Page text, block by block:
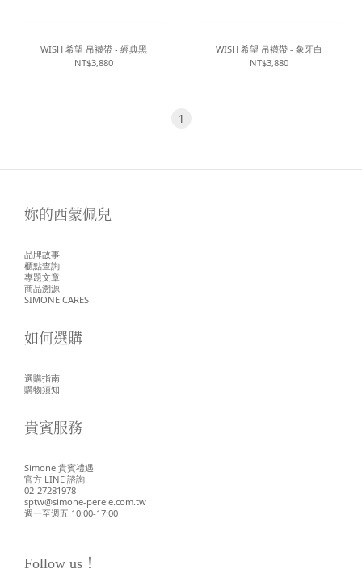
WISH 希望 吊襪帶 - 經典黑
NT$3,880
WISH 希望 吊襪帶 - 象牙白
NT$3,880
1
妳的西蒙佩兒
品牌故事
櫃點查詢
專題文章
商品溯源
SIMONE CARES
如何選購
選購指南
購物須知
貴賓服務
Simone 貴賓禮遇
官方 LINE 諮詢
02-27281978
sptw@simone-perele.com.tw
週一至週五 10:00-17:00
Follow us！